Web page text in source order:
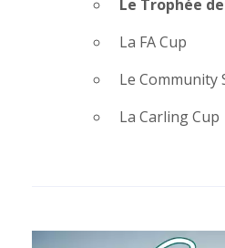
Le Trophée
La FA Cup
Le Community
La Carling Cup